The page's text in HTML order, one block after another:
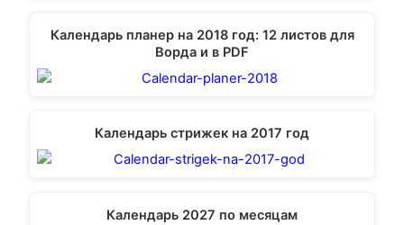
Календарь планер на 2018 год: 12 листов для
Ворда и в PDF
Календарь стрижек на 2017 год
Календарь 2027 по месяцам